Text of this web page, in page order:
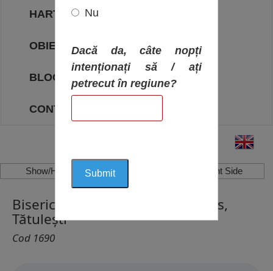
HARTA OBIECTIVELOR
OBIECTIVE
BLOG
CONTACT
Show/Hide Left Side Show/Hide Right Side
Biserica Sfântul Gheorghe de Jos,
Tătulești
Cod 1690
Nu
Dacă da, câte nopți
intenționați să / ați
petrecut în regiune?